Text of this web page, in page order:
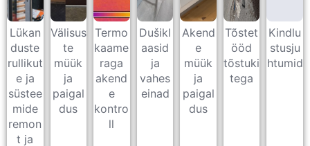
Lükan
duste
rullikut
e ja
süstee
mide
remon
t ja
Välisus
te
müük
ja
paigal
dus
Termo
kaame
raga
akend
e
kontro
ll
Dušikl
aasid
ja
vahes
einad
Akend
e
müük
ja
paigal
dus
Tõstet
ööd
tõstuki
tega
Kindlu
stusju
htumid